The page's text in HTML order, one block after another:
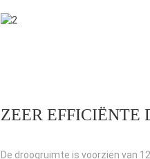
ZEER EFFICIËNTE
De droogruimte is voorzien van